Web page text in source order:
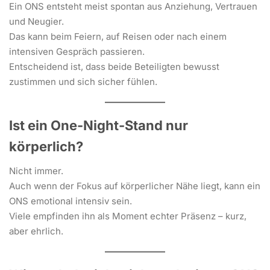
Ein ONS entsteht meist spontan aus Anziehung, Vertrauen
und Neugier.
Das kann beim Feiern, auf Reisen oder nach einem
intensiven Gespräch passieren.
Entscheidend ist, dass beide Beteiligten bewusst
zustimmen und sich sicher fühlen.
Ist ein One-Night-Stand nur
körperlich?
Nicht immer.
Auch wenn der Fokus auf körperlicher Nähe liegt, kann ein
ONS emotional intensiv sein.
Viele empfinden ihn als Moment echter Präsenz – kurz,
aber ehrlich.